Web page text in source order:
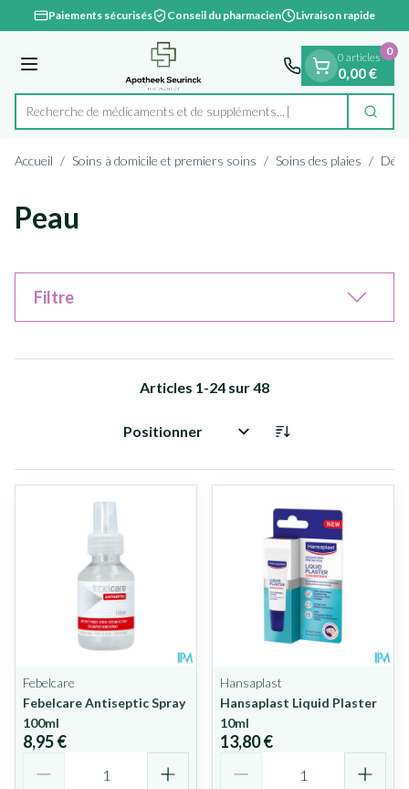
Aller au contenu
1 de 1
Paiements sécurisés Conseil du pharmacien Livraison rapide
Menu
Rechercher
Recherche de médicaments et d
0 articles
0,00 €
0
Accueil / Soins à domicile et premiers soins / Soins des plaies /
Peau
Filtre
Articles 1-24 sur48
Trier par:
Febelcare
Febelcare Antiseptic Spray
100ml
8,95 €
Hansaplast
Hansaplast Liquid Plaster
10ml
13,80 €